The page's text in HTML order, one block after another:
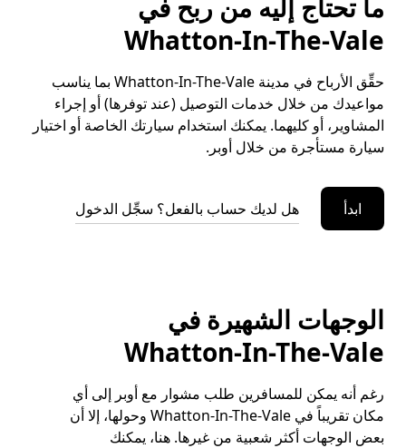
ما تحتاج إليه من ربح في
Whatton-In-The-Vale
حقِّق الأرباح في مدينة Whatton-In-The-Vale بما يناسب
مواعيدك من خلال خدمات التوصيل (عند توفرها) أو إجراء
المشاوير، أو كليهما. يمكنك استخدام سيارتك الخاصة أو اختيار
سيارة مستأجرة من خلال أوبر.
ابدأ هل لديك حساب بالفعل؟ سجِّل الدخول
الوجهات الشهيرة في
Whatton-In-The-Vale
رغم أنه يمكن للمسافرين طلب مشوار مع أوبر إلى أي
مكان تقريباً في Whatton-In-The-Vale وحولها، إلا أن
بعض الوجهات أكثر شعبية من غيرها. هنا، يمكنك